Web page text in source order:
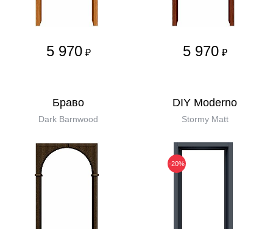
5 970 ₽ 5 970 ₽
Бравo
Dark Barnwood
DIY Moderno
Stormy Matt
-20%